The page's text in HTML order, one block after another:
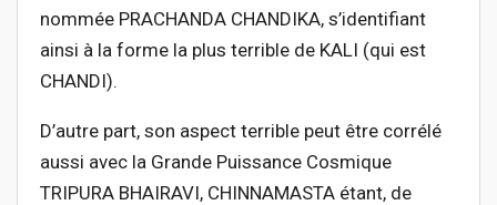
nommée PRACHANDA CHANDIKA, s’identifiant
ainsi à la forme la plus terrible de KALI (qui est
CHANDI).
D’autre part, son aspect terrible peut être corrélé
aussi avec la Grande Puissance Cosmique
TRIPURA BHAIRAVI, CHINNAMASTA étant, de